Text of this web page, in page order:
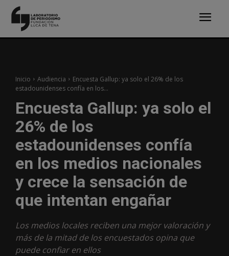
Inicio Audiencia
Encuesta Gallup: ya solo el 26% de los
estadounidenses confía en los...
Encuesta Gallup: ya solo el
26% de los
estadounidenses confía
en los medios nacionales
y crece la sensación de
que intentan engañar
Los medios locales reciben una mejor valoración y
más de la mitad de los encuestados opina que
puede confiar en ellos